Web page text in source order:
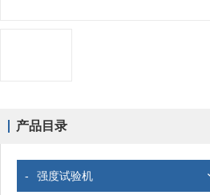
产品目录
- 强度试验机